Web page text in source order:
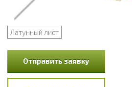
Латунный лист
Отправить заявку